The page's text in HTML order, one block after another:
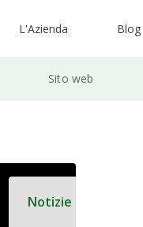
L'Azienda Blog
Sito web
Notizie